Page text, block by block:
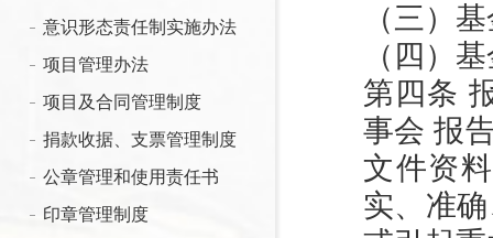
意识形态责任制实施办法
项目管理办法
项目及合同管理制度
捐款收据、支票管理制度
公章管理和使用责任书
印章管理制度
（三）
（四）
第四条
事会 报
文件资
实、准